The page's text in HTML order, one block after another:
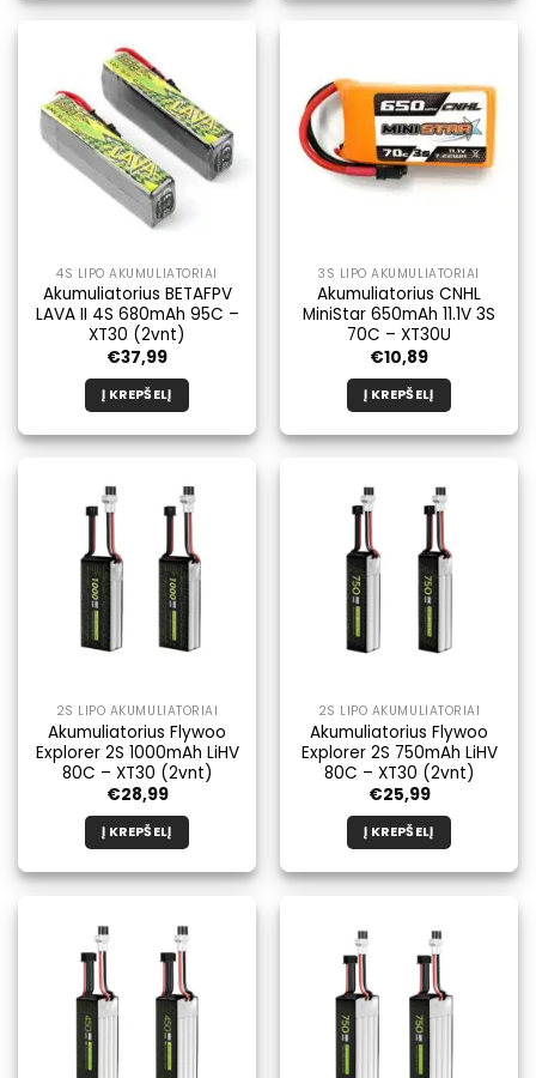
4S LIPO AKUMULIATORIAI
Akumuliatorius BETAFPV
LAVA II 4S 680mAh 95C –
XT30 (2vnt)
€37,99
Į KREPŠELĮ
3S LIPO AKUMULIATORIAI
Akumuliatorius CNHL
MiniStar 650mAh 11.1V 3S
70C – XT30U
€10,89
Į KREPŠELĮ
2S LIPO AKUMULIATORIAI
Akumuliatorius Flywoo
Explorer 2S 1000mAh LiHV
80C – XT30 (2vnt)
€28,99
Į KREPŠELĮ
2S LIPO AKUMULIATORIAI
Akumuliatorius Flywoo
Explorer 2S 750mAh LiHV
80C – XT30 (2vnt)
€25,99
Į KREPŠELĮ